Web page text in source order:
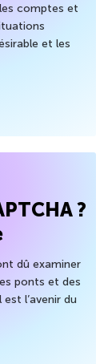
comptes et
et les
?
dû examiner
ponts et des
est l’avenir du